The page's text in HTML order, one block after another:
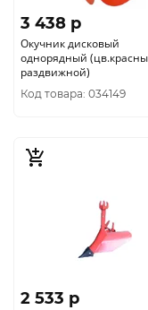
3 438 p
Окучник дисковый
однорядный
раздвижной)
Код товара: 034149
2 533 p